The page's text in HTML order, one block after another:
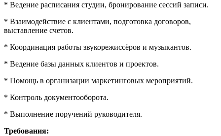
* Ведение расписания студии, бронирование сессий записи.
* Взаимодействие с клиентами, подготовка договоров,
выставление счетов.
* Координация работы звукорежиссёров и музыкантов.
* Ведение базы данных клиентов и проектов.
* Помощь в организации маркетинговых мероприятий.
* Контроль документооборота.
* Выполнение поручений руководителя.
Требования: